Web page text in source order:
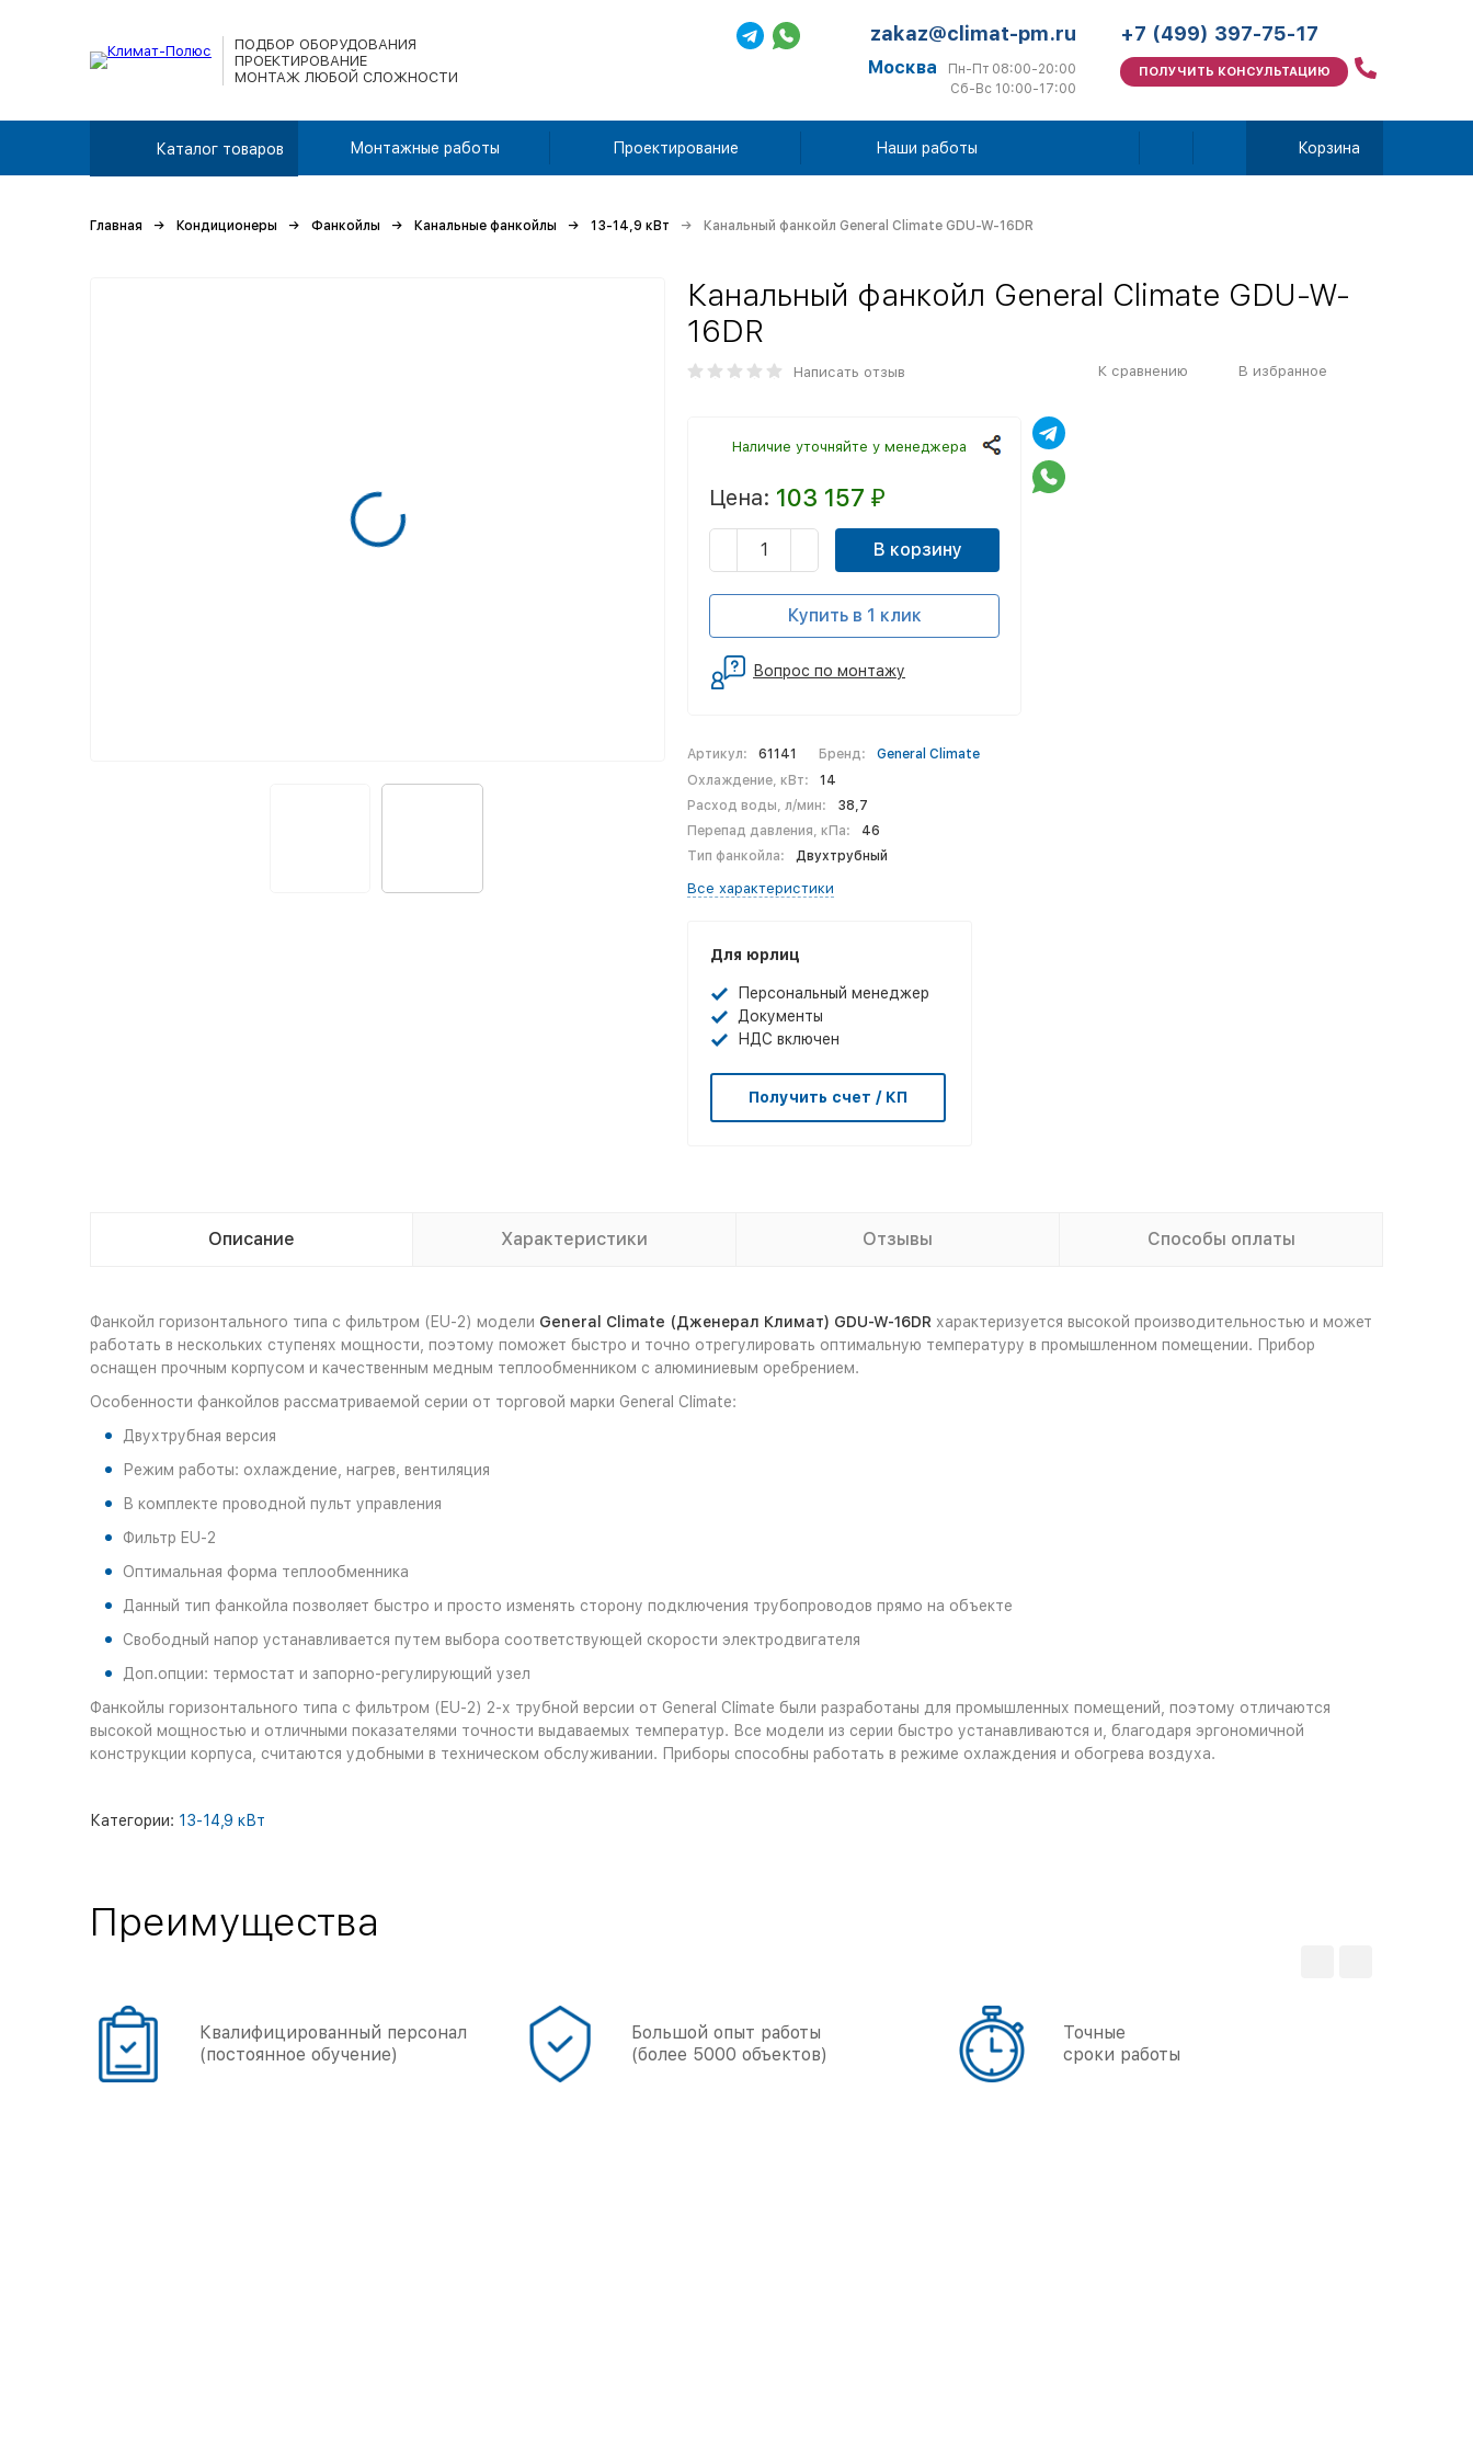
ПОДБОР ОБОРУДОВАНИЯ
ПРОЕКТИРОВАНИЕ
МОНТАЖ ЛЮБОЙ СЛОЖНОСТИ
zakaz@climat-pm.ru
Москва
Пн-Пт 08:00-20:00
Сб-Вс 10:00-17:00
+7 (499) 397-75-17
ПОЛУЧИТЬ КОНСУЛЬТАЦИЮ
Каталог товаров Монтажные работы Проектирование Наши работы Корзина
Главная Кондиционеры Фанкойлы Канальные фанкойлы 13-14,9 кВт Канальный фанкойл General Climate GDU-W-16DR
Канальный фанкойл General Climate GDU-W-
16DR
Написать отзыв К сравнению В избранное
Артикул: 61141 Бренд:
General Climate
Охлаждение, кВт:
14
Расход воды, л/мин:
38,7
Перепад давления, кПа:
46
Тип фанкойла:
Двухтрубный
Все характеристики
Для юрлиц
Персональный менеджер
Документы
НДС включен
Получить счет / КП
Наличие уточняйте у менеджера
Цена: 103 157 ₽
В корзину
Купить в 1 клик
Вопрос по монтажу
Описание Характеристики Отзывы Способы оплаты
Фанкойл горизонтального типа с фильтром (EU-2) модели General Climate (Дженерал Климат) GDU-W-16DR характеризуется высокой производительностью и может
работать в нескольких ступенях мощности, поэтому поможет быстро и точно отрегулировать оптимальную температуру в промышленном помещении. Прибор
оснащен прочным корпусом и качественным медным теплообменником с алюминиевым оребрением.
Особенности фанкойлов рассматриваемой серии от торговой марки General Climate:
Двухтрубная версия
Режим работы: охлаждение, нагрев, вентиляция
В комплекте проводной пульт управления
Фильтр EU-2
Оптимальная форма теплообменника
Данный тип фанкойла позволяет быстро и просто изменять сторону подключения трубопроводов прямо на объекте
Свободный напор устанавливается путем выбора соответствующей скорости электродвигателя
Доп.опции: термостат и запорно-регулирующий узел
Фанкойлы горизонтального типа с фильтром (EU-2) 2-х трубной версии от General Climate были разработаны для промышленных помещений, поэтому отличаются
высокой мощностью и отличными показателями точности выдаваемых температур. Все модели из серии быстро устанавливаются и, благодаря эргономичной
конструкции корпуса, считаются удобными в техническом обслуживании. Приборы способны работать в режиме охлаждения и обогрева воздуха.
Категории: 13-14,9 кВт
Преимущества
Большой опыт работы
(более 5000 объектов)
Точные
сроки работы
Мы любим
свое дело